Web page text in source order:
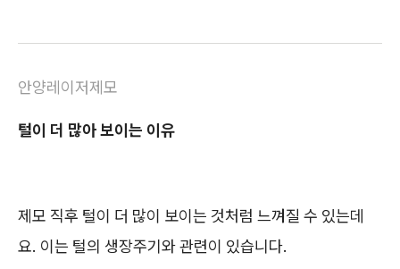
안양레이저제모
털이 더 많아 보이는 이유
제모 직후 털이 더 많이 보이는 것처럼 느껴질 수 있는데
요. 이는 털의 생장주기와 관련이 있습니다.